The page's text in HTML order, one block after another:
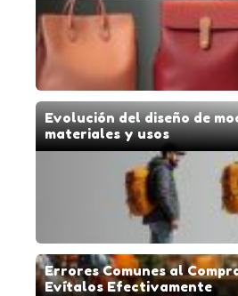
Evolución del diseño de
materiales y usos
Errores Comunes al
Evítalos Efectivamente